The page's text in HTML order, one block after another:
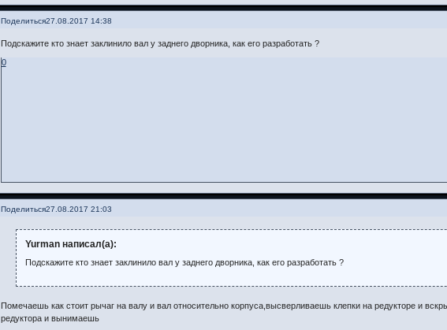
Поделиться27.08.2017 14:38
Подскажите кто знает заклинило вал у заднего дворника, как его разработать ?
0
Поделиться27.08.2017 21:03
Yurman написал(а):
Подскажите кто знает заклинило вал у заднего дворника, как его разработать ?
Помечаешь как стоит рычаг на валу и вал относительно корпуса,высверливаешь клепки на редукторе и
редуктора и вынимаешь